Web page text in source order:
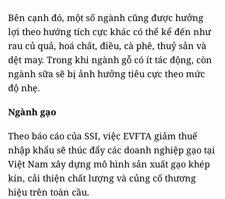
Bên cạnh đó, một số ngành cũng được hưởng
lợi theo hướng tích cực khác có thể kể đến như
rau củ quả, hoá chất, điều, cà phê, thuỷ sản và
dệt may. Trong khi ngành gỗ có ít tác động, còn
ngành sữa sẽ bị ảnh hưởng tiêu cực theo mức
độ nhẹ.
Ngành gạo
Theo báo cáo của SSI, việc EVFTA giảm thuế
nhập khẩu sẽ thúc đẩy các doanh nghiệp gạo tại
Việt Nam xây dựng mô hình sản xuất gạo khép
kín, cải thiện chất lượng và củng cố thương
hiệu trên toàn cầu.